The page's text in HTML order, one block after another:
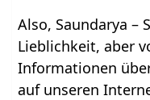
Also, Saundarya –
Lieblichkeit, aber
Informationen
auf unseren